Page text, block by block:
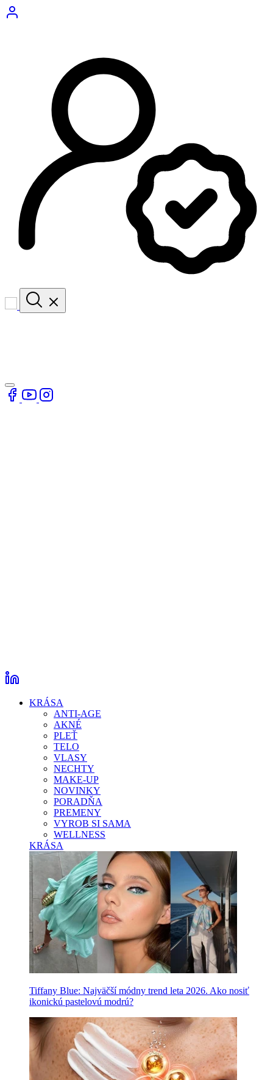
KRÁSA
ANTI-AGE
AKNÉ
PLEŤ
TELO
VLASY
NECHTY
MAKE-UP
NOVINKY
PORADŇA
PREMENY
VYROB SI SAMA
WELLNESS
KRÁSA
Tiffany Blue: Najväčší módny trend leta 2026. Ako nosiť
ikonickú pastelovú modrú?